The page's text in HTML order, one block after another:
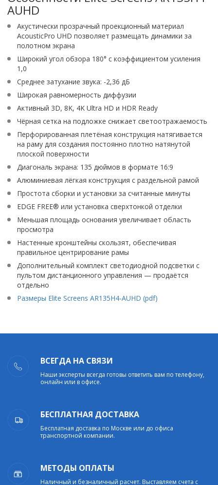
AUHD
Акустически прозрачный проекционный материал
AcousticPro UHD позволяет размещать динамики за
полотном экрана
Широкий угол обзора 180° с коэффициентом усиления
1,0
Среднее затухание звука: -2,36 дБ
Широкая равномерность диффузии
Активный 3D, 8K, 4K Ultra HD и HDR Ready
Чёрная сетка на подложке снижает светоотражаемость
Перфорированная плетёная конструкция натягивается
на раму для создания постоянно плотно натянутой
плоской поверхности
Диагональ экрана: 135 дюймов в формате 16:9
Алюминиевая лёгкая конструкция с раздельной рамой
Простота сборки и установки за считанные минуты
EDGE FREE® или установка сверхтонкой отделки
Меньшая площадь основания увеличивает область
просмотра
Настенные кронштейны скользят, обеспечивая
правильное центрирование рамы
Дополнительный комплект светодиодной подсветки с
пультом дистанционного управления — продаётся
отдельно
Размеры Elite Screens AR135H4-AUHD (pdf)
ВСЕГДА НА СВЯЗИ
Наши эксперты всегда готовы ответить вам по телефону,
онлайн или в офисе.
БЕСПЛАТНАЯ ДОСТАВКА
Бесплатная доставка по Москве или до офиса
транспортной компании.
МЕТОДЫ ОПЛАТЫ
Наличный и безналичный расчет. Выставляем счета с